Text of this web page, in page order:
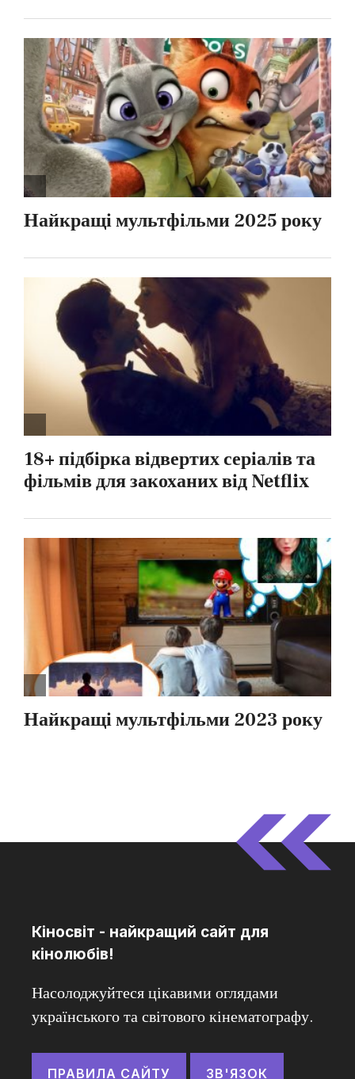
Кіносвіт - найкращий сайт для
кінолюбів!
Насолоджуйтеся цікавими оглядами
українського та світового кінематографу.
ПРАВИЛА САЙТУ ЗВ'ЯЗОК